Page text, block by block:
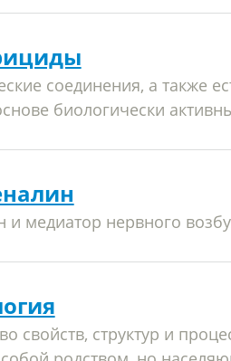
соединения, а также
биологически
и медиатор нервного
свойств, структур и